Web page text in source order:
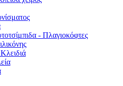
- Πλαγιοκόφτες